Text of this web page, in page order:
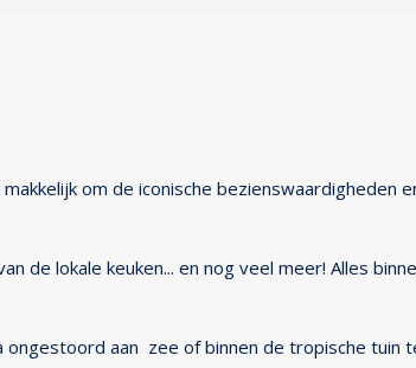
om de iconische bezienswaardigheden
de lokale keuken... en nog veel meer! Alles
aan zee of binnen de tropische tuin